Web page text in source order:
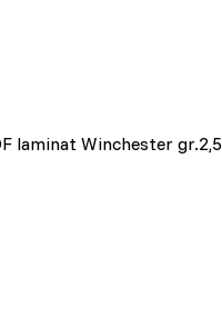
laminat Winchester